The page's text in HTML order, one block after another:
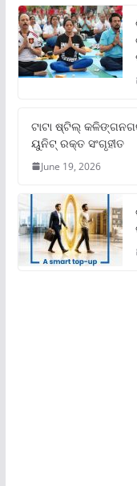
ଟାଟା ଷ୍ଟିଲ୍‌
ୟୁନିଟ୍‌ ରକ୍ତ ସଂଗୃହୀତ
June 19, 2026